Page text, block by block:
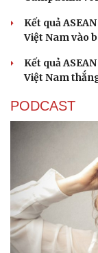
Kết quả
Việt Nam vào
Kết quả
Việt Nam
PODCAST